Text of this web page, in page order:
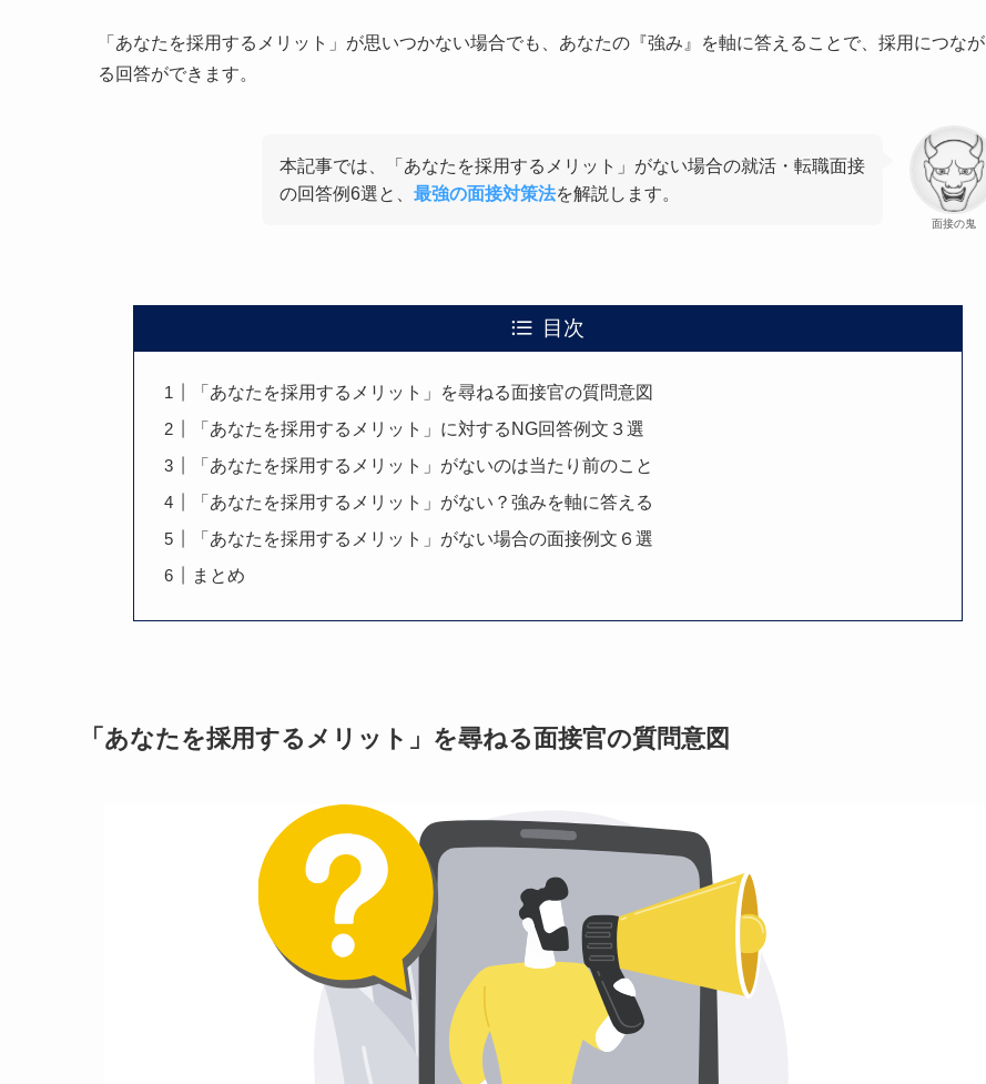
「あなたを採用するメリット」が思いつかない場合でも、あなたの『強み』を軸に答えることで、採用につなが
る回答ができます。
面接の鬼
本記事では、「あなたを採用するメリット」がない場合の就活・転職面接
の回答例6選と、 最強の面接対策法を解説します。
目次
「あなたを採用するメリット」を尋ねる面接官の質問意図
「あなたを採用するメリット」に対するNG回答例文３選
「あなたを採用するメリット」がないのは当たり前のこと
「あなたを採用するメリット」がない？強みを軸に答える
「あなたを採用するメリット」がない場合の面接例文６選
まとめ
「あなたを採用するメリット」を尋ねる面接官の質問意図